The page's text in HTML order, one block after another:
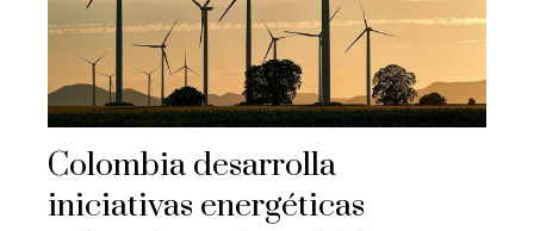
Colombia desarrolla
iniciativas energéticas